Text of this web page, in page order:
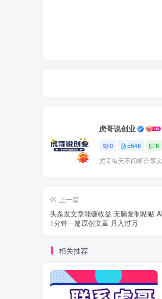
虎哥说创业
0 5648 6
虎哥每天不间断分享
上一篇
头条发文章能赚收益 无脑复制粘贴 AI最新玩法 无需指令 仅需
1分钟一篇原创文章 月入过万
相关推荐